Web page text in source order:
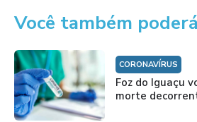
Você também
CORONAVÍRUS
Foz do Iguaçu
morte